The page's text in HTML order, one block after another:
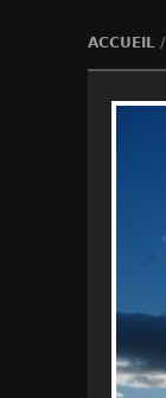
ACCUEIL/